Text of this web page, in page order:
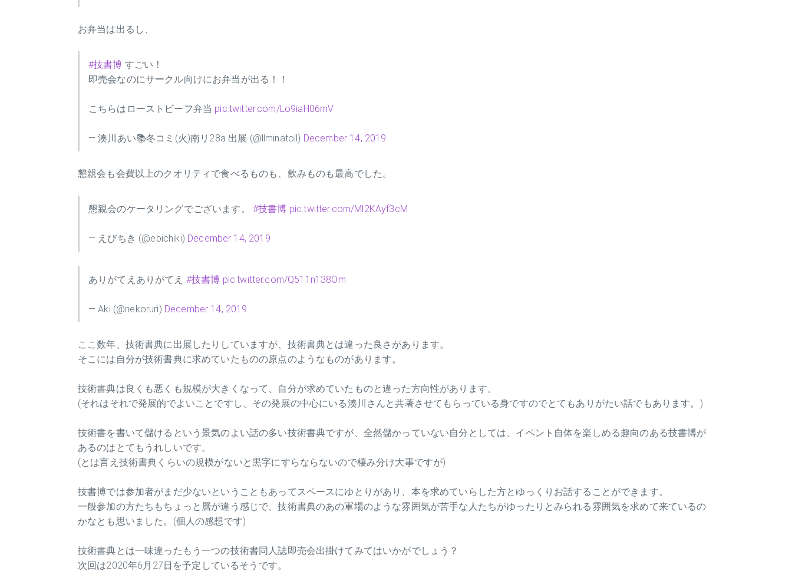
お弁当は出るし、
#技書博 すごい！
即売会なのにサークル向けにお弁当が出る！！
こちらはローストビーフ弁当 pic.twitter.com/Lo9iaH06mV
— 湊川あい📚冬コミ(火)南リ28a 出展 (@llminatoll) December 14, 2019
懇親会も会費以上のクオリティで食べるものも、飲みものも最高でした。
懇親会のケータリングでございます。 #技書博 pic.twitter.com/Ml2KAyf3cM
— えびちき (@ebichiki) December 14, 2019
ありがてえありがてえ #技書博 pic.twitter.com/Q511n138Om
— Aki (@nekoruri) December 14, 2019
ここ数年、技術書典に出展したりしていますが、技術書典とは違った良さがあります。
そこには自分が技術書典に求めていたものの原点のようなものがあります。
技術書典は良くも悪くも規模が大きくなって、自分が求めていたものと違った方向性があります。
(それはそれで発展的でよいことですし、その発展の中心にいる湊川さんと共著させてもらっている身ですのでとてもありがたい話でもあります。)
技術書を書いて儲けるという景気のよい話の多い技術書典ですが、全然儲かっていない自分としては、イベント自体を楽しめる趣向のある技書博が
あるのはとてもうれしいです。
(とは言え技術書典くらいの規模がないと黒字にすらならないので棲み分け大事ですが)
技書博では参加者がまだ少ないということもあってスペースにゆとりがあり、本を求めていらした方とゆっくりお話することができます。
一般参加の方たちもちょっと層が違う感じで、技術書典のあの軍場のような雰囲気が苦手な人たちがゆったりとみられる雰囲気を求めて来ているの
かなとも思いました。(個人の感想です)
技術書典とは一味違ったもう一つの技術書同人誌即売会出掛けてみてはいかがでしょう？
次回は2020年6月27日を予定しているそうです。